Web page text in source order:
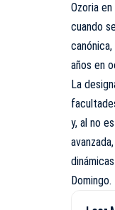
Ozoria
cuando
años en
La
y, al no
Domingo.